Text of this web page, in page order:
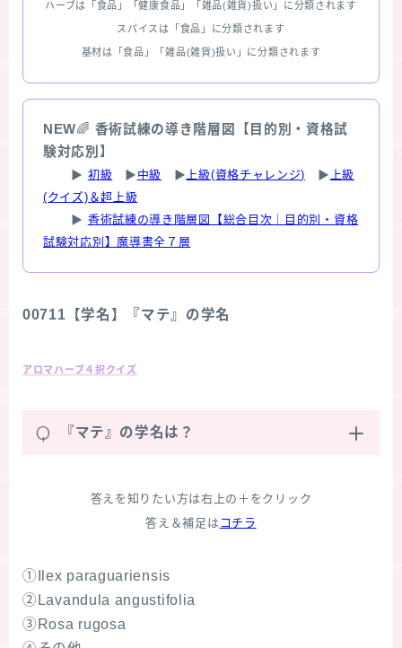
ハーブは「食品」「健康食品」「雑品(雑貨)扱い」に分類されます
スパイスは「食品」に分類されます
基材は「食品」「雑品(雑貨)扱い」に分類されます
NEW🌈 香術試練の導き階層図【目的別・資格試
験対応別】
▶ 初級 ▶ 中級 ▶ 上級(資格チャレンジ) ▶ 上級
(クイズ)＆超上級
▶ 香術試練の導き階層図【総合目次｜目的別・資格
試験対応別】魔導書全７層
00711【学名】『マテ』の学名
アロマハーブ４択クイズ
Q 『マテ』の学名は？
答えを知りたい方は右上の＋をクリック
答え＆補足は コチラ
①Ilex paraguariensis
②Lavandula angustifolia
③Rosa rugosa